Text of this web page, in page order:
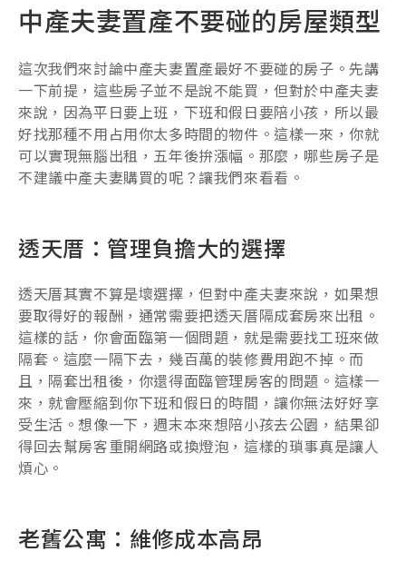
中產夫妻置產不要碰的房屋類型
這次我們來討論中產夫妻置產最好不要碰的房子。先講
一下前提，這些房子並不是說不能買，但對於中產夫妻
來說，因為平日要上班，下班和假日要陪小孩，所以最
好找那種不用占用你太多時間的物件。這樣一來，你就
可以實現無腦出租，五年後拚漲幅。那麼，哪些房子是
不建議中產夫妻購買的呢？讓我們來看看。
透天厝：管理負擔大的選擇
透天厝其實不算是壞選擇，但對中產夫妻來說，如果想
要取得好的報酬，通常需要把透天厝隔成套房來出租。
這樣的話，你會面臨第一個問題，就是需要找工班來做
隔套。這麼一隔下去，幾百萬的裝修費用跑不掉。而
且，隔套出租後，你還得面臨管理房客的問題。這樣一
來，就會壓縮到你下班和假日的時間，讓你無法好好享
受生活。想像一下，週末本來想陪小孩去公園，結果卻
得回去幫房客重開網路或換燈泡，這樣的瑣事真是讓人
煩心。
老舊公寓：維修成本高昂